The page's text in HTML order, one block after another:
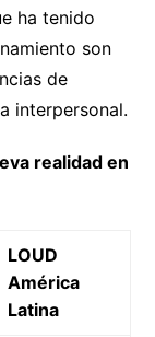
ha tenido
son
de
interpersonal.
realidad en
LOUD
América
Latina